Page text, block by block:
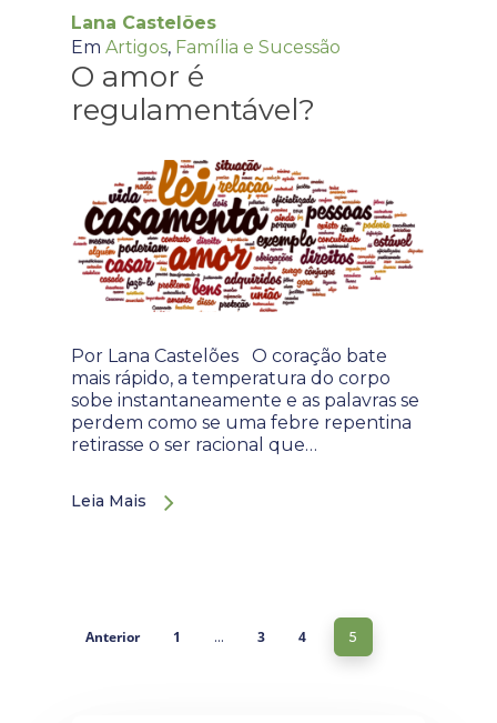
Lana Castelões
Em Artigos, Família e Sucessão
O amor é
regulamentável?
Por Lana Castelões O coração bate
mais rápido, a temperatura do corpo
sobe instantaneamente e as palavras se
perdem como se uma febre repentina
retirasse o ser racional que…
Leia Mais
Anterior 1 … 3 4 5